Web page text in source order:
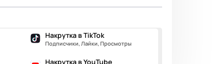
Накрутка в TikTok
Подписчики, Лайки, Просмотры
Накрутка в YouTube